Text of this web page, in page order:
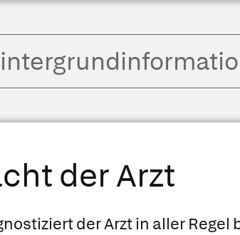
der Arzt
der Arzt in aller